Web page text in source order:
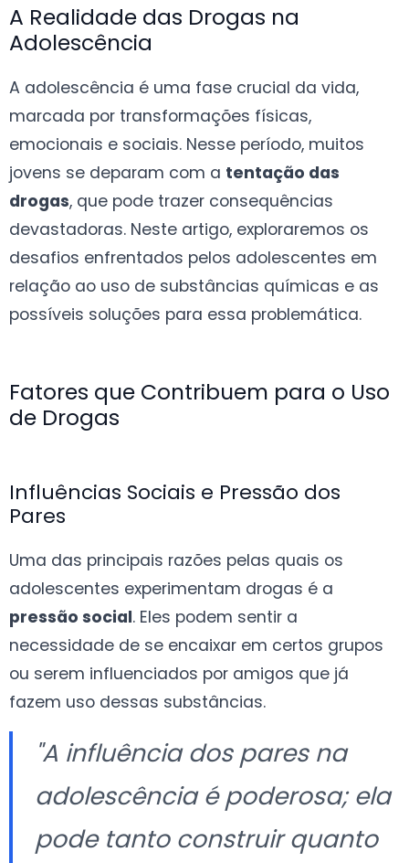
A Realidade das Drogas na
Adolescência
A adolescência é uma fase crucial da vida,
marcada por transformações físicas,
emocionais e sociais. Nesse período, muitos
jovens se deparam com a tentação das
drogas, que pode trazer consequências
devastadoras. Neste artigo, exploraremos os
desafios enfrentados pelos adolescentes em
relação ao uso de substâncias químicas e as
possíveis soluções para essa problemática.
Fatores que Contribuem para o Uso
de Drogas
Influências Sociais e Pressão dos
Pares
Uma das principais razões pelas quais os
adolescentes experimentam drogas é a
pressão social. Eles podem sentir a
necessidade de se encaixar em certos grupos
ou serem influenciados por amigos que já
fazem uso dessas substâncias.
"A influência dos pares na
adolescência é poderosa; ela
pode tanto construir quanto